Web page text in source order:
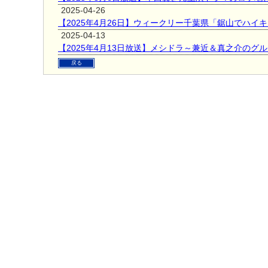
2025-04-26
【2025年4月26日】ウィークリー千葉県「鋸山でハイキ
2025-04-13
【2025年4月13日放送】メシドラ～兼近＆真之介のグ
戻る